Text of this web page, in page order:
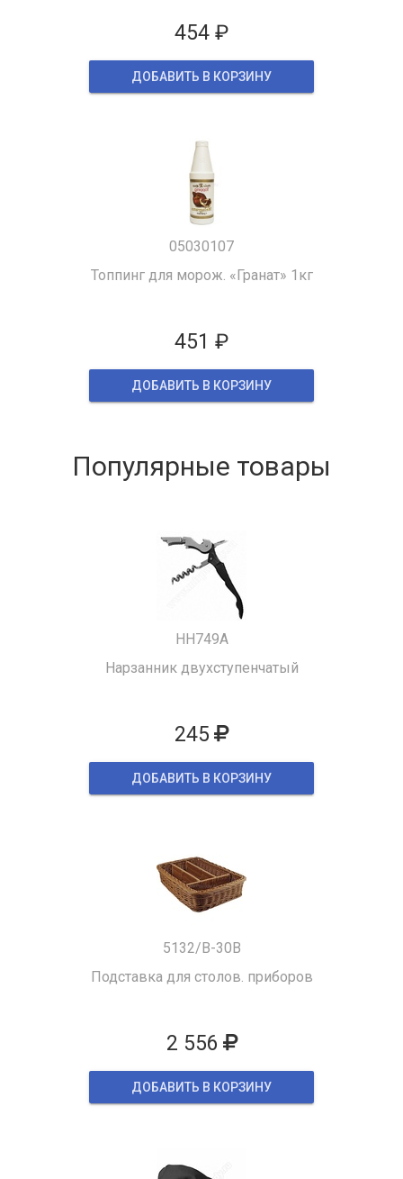
454 ₽
ДОБАВИТЬ В КОРЗИНУ
05030107
Топпинг для морож. «Гранат» 1кг
451 ₽
ДОБАВИТЬ В КОРЗИНУ
Популярные товары
HH749A
Нарзанник двухступенчатый
245
ДОБАВИТЬ В КОРЗИНУ
5132/B-30B
Подставка для столов. приборов
2 556
ДОБАВИТЬ В КОРЗИНУ